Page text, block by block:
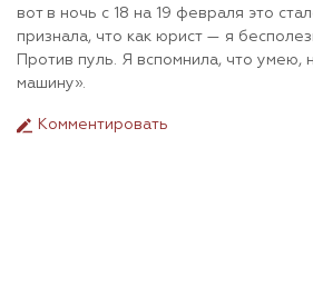
вот в ночь с 18 на 19 февраля это
признала, что как юрист — я
Против пуль. Я вспомнила, что умею,
машину».
Комментировать